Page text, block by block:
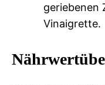
geriebenen
Vinaigrette.